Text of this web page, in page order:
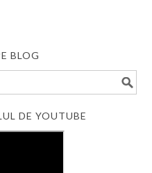
BLOG
DE YOUTUBE